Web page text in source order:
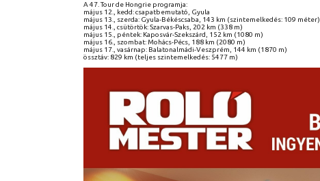
A 47. Tour de Hongrie programja:
május 12., kedd: csapatbemutató, Gyula
május 13., szerda: Gyula-Békéscsaba, 143 km (szintemelkedés: 109 méter)
május 14., csütörtök: Szarvas-Paks, 202 km (338 m)
május 15., péntek: Kaposvár-Szekszárd, 152 km (1080 m)
május 16., szombat: Mohács-Pécs, 188 km (2080 m)
május 17., vasárnap: Balatonalmádi-Veszprém, 144 km (1870 m)
össztáv: 829 km (teljes szintemelkedés: 5477 m)